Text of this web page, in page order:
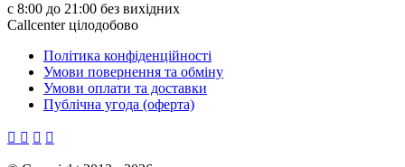
с 8:00 до 21:00 без вихідних
Callcenter цілодобово
Політика конфіденційності
Умови повернення та обміну
Умови оплати та доставки
Публічна угода (оферта)
   